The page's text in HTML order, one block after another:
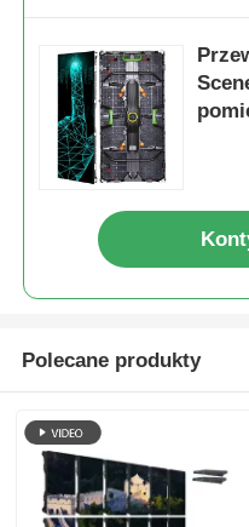
Polecane produkty